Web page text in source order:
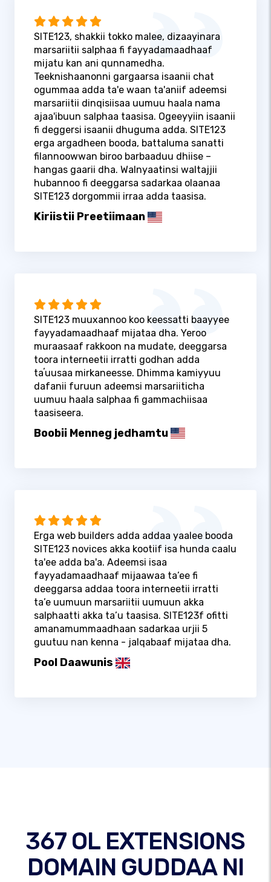
SITE123, shakkii tokko malee, dizaayinara
marsariitii salphaa fi fayyadamaadhaaf
mijatu kan ani qunnamedha.
Teeknishaanonni gargaarsa isaanii chat
ogummaa adda ta'e waan ta'aniif adeemsi
marsariitii dinqisiisaa uumuu haala nama
ajaa'ibuun salphaa taasisa. Ogeeyyiin isaanii
fi deggersi isaanii dhuguma adda. SITE123
erga argadheen booda, battaluma sanatti
filannoowwan biroo barbaaduu dhiise –
hangas gaarii dha. Walnyaatinsi waltajjii
hubannoo fi deeggarsa sadarkaa olaanaa
SITE123 dorgommii irraa adda taasisa.
Kiriistii Preetiimaan
SITE123 muuxannoo koo keessatti baayyee
fayyadamaadhaaf mijataa dha. Yeroo
muraasaaf rakkoon na mudate, deeggarsa
toora interneetii irratti godhan adda
taʼuusaa mirkaneesse. Dhimma kamiyyuu
dafanii furuun adeemsi marsariiticha
uumuu haala salphaa fi gammachiisaa
taasiseera.
Boobii Menneg jedhamtu
Erga web builders adda addaa yaalee booda
SITE123 novices akka kootiif isa hunda caalu
ta'ee adda ba'a. Adeemsi isaa
fayyadamaadhaaf mijaawaa ta’ee fi
deeggarsa addaa toora interneetii irratti
ta’e uumuun marsariitii uumuun akka
salphaatti akka ta’u taasisa. SITE123f ofitti
amanamummaadhaan sadarkaa urjii 5
guutuu nan kenna - jalqabaaf mijataa dha.
Pool Daawunis
367 OL EXTENSIONS
DOMAIN GUDDAA NI